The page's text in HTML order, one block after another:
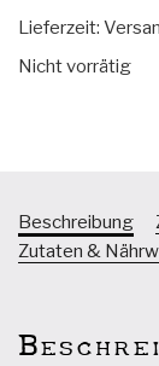
Lieferzeit:
Nicht vorrätig
Beschreibung
Zutaten &